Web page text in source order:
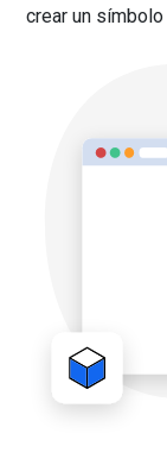
crear un